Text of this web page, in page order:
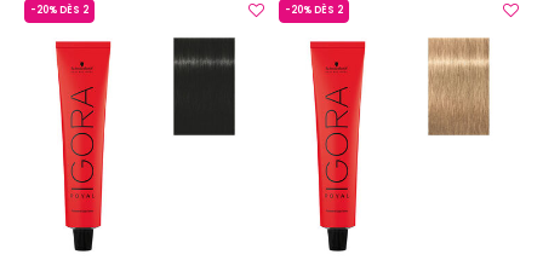
-20% DÈS 2 -20% DÈS 2